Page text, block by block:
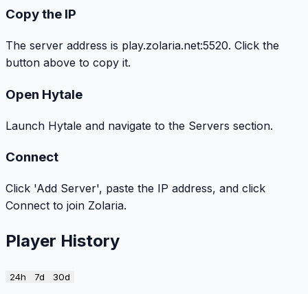
Copy the IP
The server address is play.zolaria.net:5520. Click the
button above to copy it.
Open Hytale
Launch Hytale and navigate to the Servers section.
Connect
Click 'Add Server', paste the IP address, and click
Connect to join Zolaria.
Player History
24h 7d 30d